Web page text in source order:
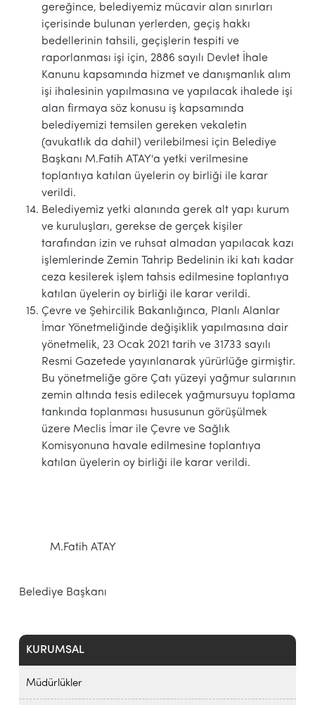
KURUMSAL
Müdürlükler
gereğince, belediyemiz mücavir alan sınırları
içerisinde bulunan yerlerden, geçiş hakkı
bedellerinin tahsili, geçişlerin tespiti ve
raporlanması işi için, 2886 sayılı Devlet İhale
Kanunu kapsamında hizmet ve danışmanlık alım
işi ihalesinin yapılmasına ve yapılacak ihalede işi
alan firmaya söz konusu iş kapsamında
belediyemizi temsilen gereken vekaletin
(avukatlık da dahil) verilebilmesi için Belediye
Başkanı M.Fatih ATAY'a yetki verilmesine
toplantıya katılan üyelerin oy birliği ile karar
verildi.
Belediyemiz yetki alanında gerek alt yapı kurum
ve kuruluşları, gerekse de gerçek kişiler
tarafından izin ve ruhsat almadan yapılacak kazı
işlemlerinde Zemin Tahrip Bedelinin iki katı kadar
ceza kesilerek işlem tahsis edilmesine toplantıya
katılan üyelerin oy birliği ile karar verildi.
Çevre ve Şehircilik Bakanlığınca, Planlı Alanlar
İmar Yönetmeliğinde değişiklik yapılmasına dair
yönetmelik, 23 Ocak 2021 tarih ve 31733 sayılı
Resmi Gazetede yayınlanarak yürürlüğe girmiştir.
Bu yönetmeliğe göre Çatı yüzeyi yağmur sularının
zemin altında tesis edilecek yağmursuyu toplama
tankında toplanması hususunun görüşülmek
üzere Meclis İmar ile Çevre ve Sağlık
Komisyonuna havale edilmesine toplantıya
katılan üyelerin oy birliği ile karar verildi.
M.Fatih ATAY
Belediye Başkanı